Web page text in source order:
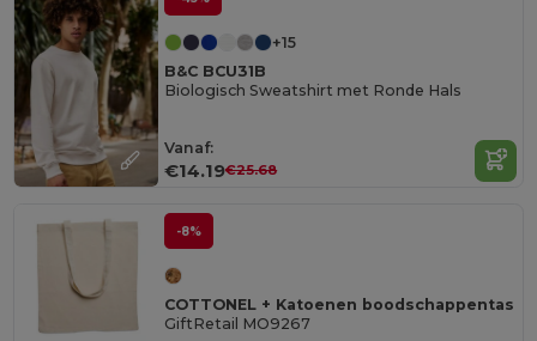
+15
B&C BCU31B
Biologisch Sweatshirt met Ronde Hals
Vanaf:
€14.19€25.68
-8%
COTTONEL + Katoenen boodschappentas
GiftRetail MO9267